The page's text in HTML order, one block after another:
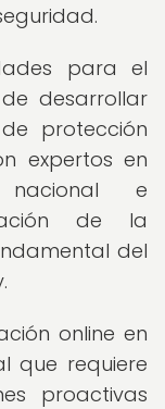
para el
desarrollar
protección
expertos en
e
de la
del
online en
que requiere
proactivas